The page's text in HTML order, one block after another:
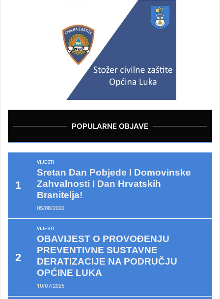
POPULARNE OBJAVE
VIJESTI
Sretan Dan Pobjede I Domovinske
Zahvalnosti I Dan Hrvatskih
Branitelja!
05/08/2026
VIJESTI
OBAVIJEST O PROVOĐENJU
PREVENTIVNE SUSTAVNE
DERATIZACIJE NA PODRUČJU
OPĆINE LUKA
10/07/2026